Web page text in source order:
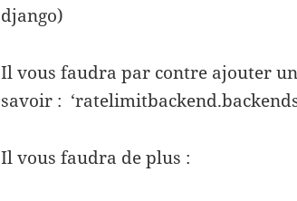
django)
Il vous faudra par contre ajouter
savoir :
Il vous faudra de plus :